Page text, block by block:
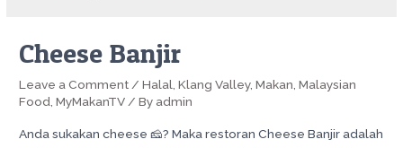
Cheese Banjir
Leave a Comment/Halal,Klang Valley,Makan,Malaysian
Food,MyMakanTV/ By admin
Anda sukakan cheese 🧀? Maka restoran Cheese Banjir adalah